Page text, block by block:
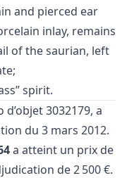
and pierced ear
inlay, remains
of the saurian, left
spirit.
d’objet 3032179, a
du 3 mars 2012.
a atteint un prix de
de 2 500 €.